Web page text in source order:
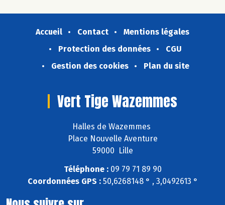
Accueil Contact
Mentions légales
Protection des données
CGU
Gestion des cookies
Plan du site
Vert Tige Wazemmes
Halles de Wazemmes
Place Nouvelle Aventure
59000 Lille
Téléphone :09 79 71 89 90
Coordonnées GPS :50,6268148 ° , 3,0492613 °